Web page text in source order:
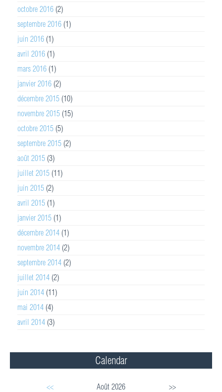
octobre 2016 (2)
septembre 2016 (1)
juin 2016 (1)
avril 2016 (1)
mars 2016 (1)
janvier 2016 (2)
décembre 2015 (10)
novembre 2015 (15)
octobre 2015 (5)
septembre 2015 (2)
août 2015 (3)
juillet 2015 (11)
juin 2015 (2)
avril 2015 (1)
janvier 2015 (1)
décembre 2014 (1)
novembre 2014 (2)
septembre 2014 (2)
juillet 2014 (2)
juin 2014 (11)
mai 2014 (4)
avril 2014 (3)
Calendar
<< Août 2026
>>